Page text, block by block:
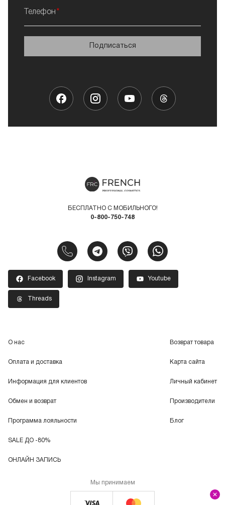
Телефон
Подписаться
БЕСПЛАТНО С МОБИЛЬНОГО!
0-800-750-748
Facebook Instagram Youtube
Threads
О нас
Оплата и доставка
Информация для клиентов
Обмен и возврат
Программа лояльности
SALE ДО -80%
ОНЛАЙН ЗАПИСЬ
Возврат товара
Карта сайта
Личный кабинет
Производители
Блог
Мы принимаем